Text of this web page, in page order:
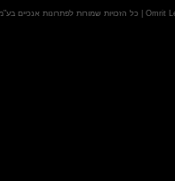
Omrit כל הזכויות שמורות לפתרונות אנכיים